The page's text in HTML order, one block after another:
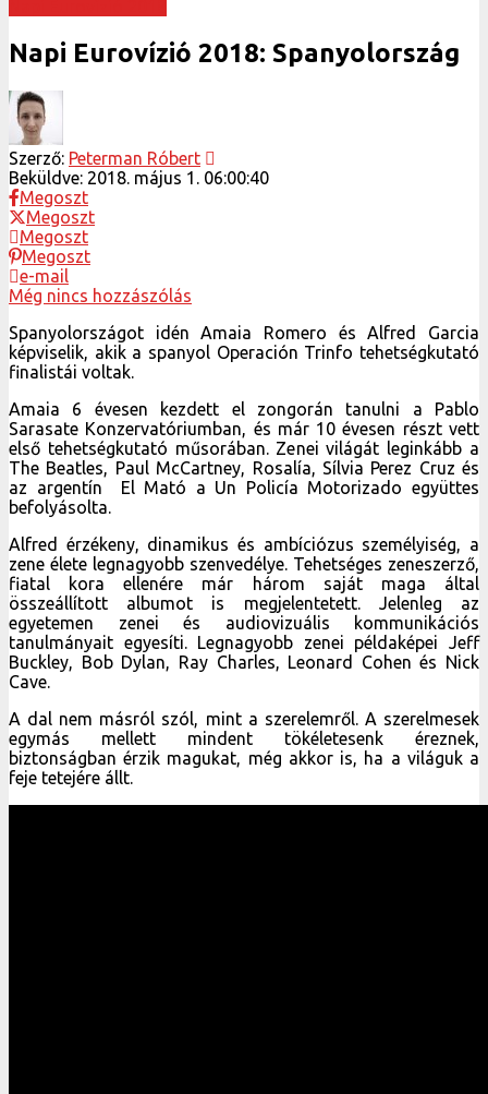
Napi Eurovízió 2018: Spanyolország
Szerző: Peterman Róbert
Beküldve: 2018. május 1. 06:00:40
Megoszt
Megoszt
Megoszt
Megoszt
e-mail
Még nincs hozzászólás
Spanyolországot idén Amaia Romero és Alfred Garcia
képviselik, akik a spanyol Operación Trinfo tehetségkutató
finalistái voltak.
Amaia 6 évesen kezdett el zongorán tanulni a Pablo
Sarasate Konzervatóriumban, és már 10 évesen részt vett
első tehetségkutató műsorában. Zenei világát leginkább a
The Beatles, Paul McCartney, Rosalía, Sílvia Perez Cruz és
az argentín El Mató a Un Policía Motorizado együttes
befolyásolta.
Alfred érzékeny, dinamikus és ambíciózus személyiség, a
zene élete legnagyobb szenvedélye. Tehetséges zeneszerző,
fiatal kora ellenére már három saját maga által
összeállított albumot is megjelentetett. Jelenleg az
egyetemen zenei és audiovizuális kommunikációs
tanulmányait egyesíti. Legnagyobb zenei példaképei Jeff
Buckley, Bob Dylan, Ray Charles, Leonard Cohen és Nick
Cave.
A dal nem másról szól, mint a szerelemről. A szerelmesek
egymás mellett mindent tökéletesenk éreznek,
biztonságban érzik magukat, még akkor is, ha a világuk a
feje tetejére állt.